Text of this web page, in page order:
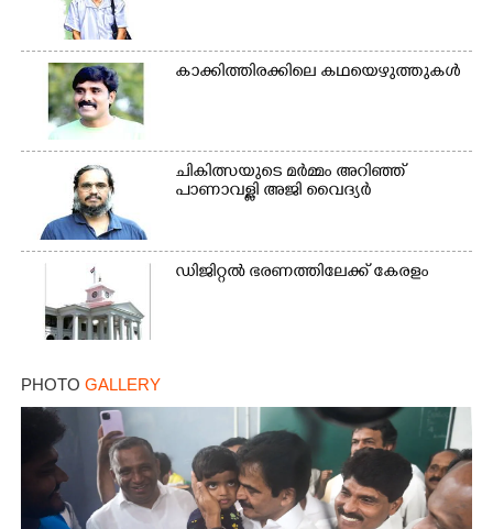
കാക്കിത്തിരക്കിലെ കഥയെഴുത്തുകൾ
ചികിത്സയുടെ മർമ്മം അറിഞ്ഞ്
പാണാവള്ളി അജി വൈദ്യർ
ഡിജിറ്റൽ ഭരണത്തിലേക്ക് കേരളം
PHOTO GALLERY